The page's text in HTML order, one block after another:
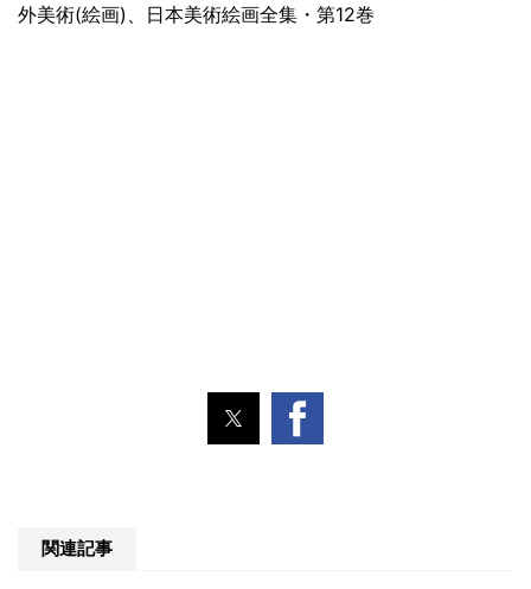
外美術(絵画)、日本美術絵画全集・第12巻
関連記事